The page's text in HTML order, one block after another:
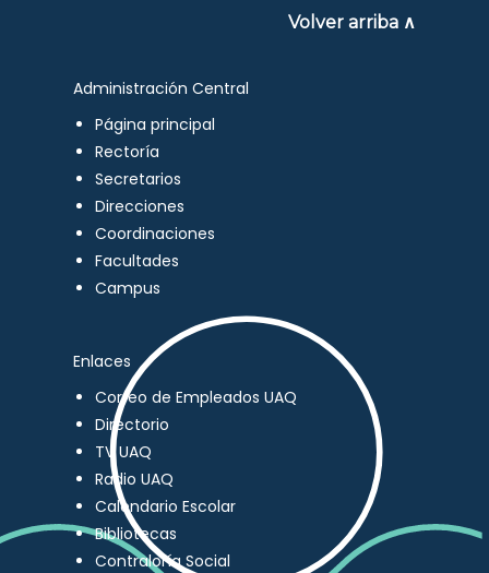
Volver arriba ∧
Administración Central
Página principal
Rectoría
Secretarios
Direcciones
Coordinaciones
Facultades
Campus
Enlaces
Correo de Empleados UAQ
Directorio
TV UAQ
Radio UAQ
Calendario Escolar
Bibliotecas
Contraloría Social